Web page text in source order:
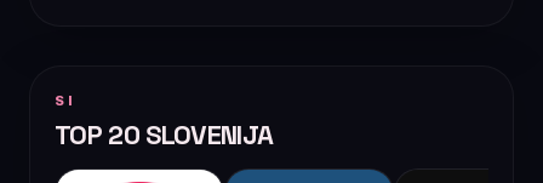
SI
TOP 20 SLOVENIJA